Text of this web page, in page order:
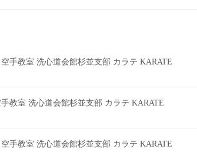
手教室 洗心道会館杉並支部 カラテ KARATE
教室 洗心道会館杉並支部 カラテ KARATE
手教室 洗心道会館杉並支部 カラテ KARATE